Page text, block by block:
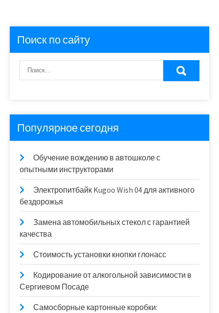
Поиск по сайту
Популярное сегодня
Обучение вождению в автошколе с
опытными инструкторами
Электропитбайк Kugoo Wish 04 для активного
бездорожья
Замена автомобильных стекол с гарантией
качества
Стоимость установки кнопки глонасс
Кодирование от алкогольной зависимости в
Сергиевом Посаде
Самосборные картонные коробки: